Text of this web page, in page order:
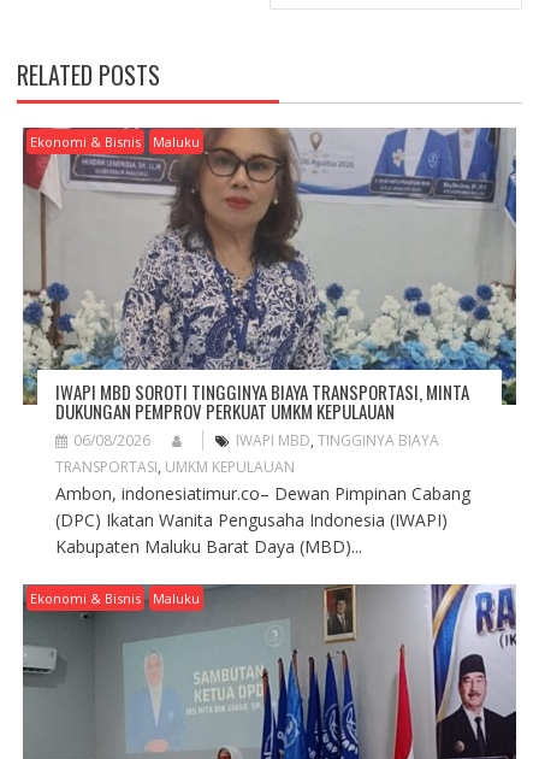
V
I
G
A
T
RELATED POSTS
Ekonomi & Bisnis Maluku
IWAPI MBD SOROTI TINGGINYA BIAYA TRANSPORTASI, MINTA
DUKUNGAN PEMPROV PERKUAT UMKM KEPULAUAN
06/08/2026 IWAPI MBD, TINGGINYA BIAYA
TRANSPORTASI, UMKM KEPULAUAN
Ambon, indonesiatimur.co– Dewan Pimpinan Cabang
(DPC) Ikatan Wanita Pengusaha Indonesia (IWAPI)
Kabupaten Maluku Barat Daya (MBD)...
Ekonomi & Bisnis Maluku